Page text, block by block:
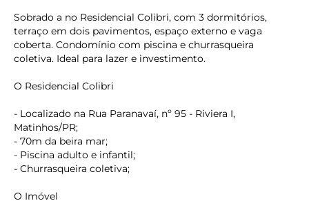
Sobrado a no Residencial Colibri, com 3 dormitórios,
terraço em dois pavimentos, espaço externo e vaga
coberta. Condomínio com piscina e churrasqueira
coletiva. Ideal para lazer e investimento.
O Residencial Colibri
- Localizado na Rua Paranavaí, nº 95 - Riviera I,
Matinhos/PR;
- 70m da beira mar;
- Piscina adulto e infantil;
- Churrasqueira coletiva;
O Imóvel